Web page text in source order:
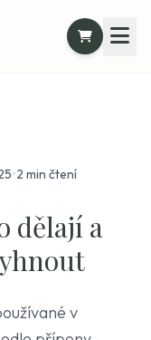
•2 min čtení
dělají a
v